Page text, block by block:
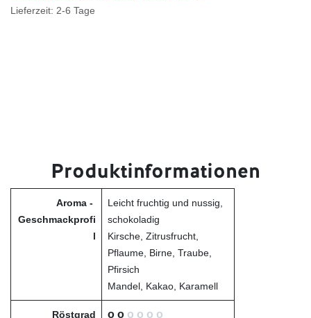
Lieferzeit: 2-6 Tage
Produktinformationen
Aroma -
Geschmackprofi
l
Leicht fruchtig und nussig,
schokoladig
Kirsche, Zitrusfrucht,
Pflaume, Birne, Traube,
Pfirsich
Mandel, Kakao, Karamell
Röstgrad o o o o o o